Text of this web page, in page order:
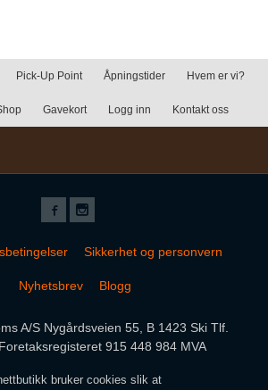
Pick-Up Point Åpningstider Hvem er vi?
Gavekort Logg inn Kontakt oss
Sikkerhet og personvern
Nyhetsbrev Blogg
A/S Nygårdsveien 55, B 1423 Ski Tlf.
915 448 984 MVA
bruker cookies slik at